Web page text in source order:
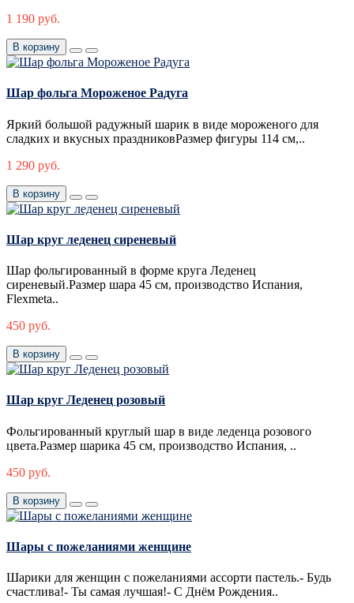
1 190 руб.
В корзину
Шар фольга Мороженое Радуга
Яркий большой радужный шарик в виде мороженого для
сладких и вкусных праздниковРазмер фигуры 114 см,..
1 290 руб.
В корзину
Шар круг леденец сиреневый
Шар фольгированный в форме круга Леденец
сиреневый.Размер шара 45 см, производство Испания,
Flexmeta..
450 руб.
В корзину
Шар круг Леденец розовый
Фольгированный круглый шар в виде леденца розового
цвета.Размер шарика 45 см, производство Испания, ..
450 руб.
В корзину
Шары с пожеланиями женщине
Шарики для женщин с пожеланиями ассорти пастель.- Будь
счастлива!- Ты самая лучшая!- С Днём Рождения..